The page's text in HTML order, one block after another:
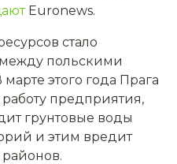
Euronews.
стало
польскими
этого года Прага
работу предприятия,
грунтовые воды
и этим вредит